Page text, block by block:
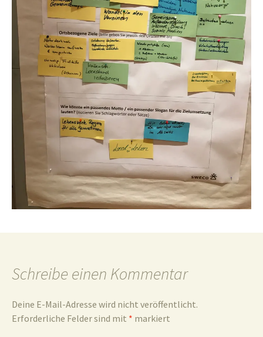
und
Schreibe einen Kommentar
Deine E-Mail-Adresse wird nicht veröffentlicht.
Erforderliche Felder sind mit * markiert